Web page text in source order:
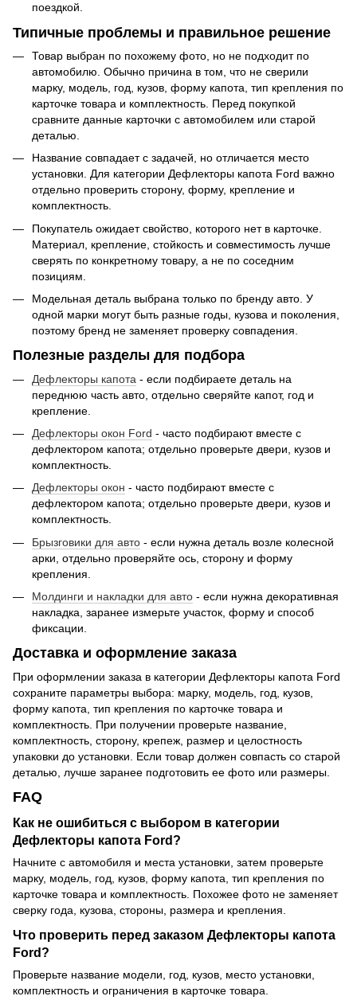
поездкой.
Типичные проблемы и правильное решение
Товар выбран по похожему фото, но не подходит по
автомобилю. Обычно причина в том, что не сверили
марку, модель, год, кузов, форму капота, тип крепления по
карточке товара и комплектность. Перед покупкой
сравните данные карточки с автомобилем или старой
деталью.
Название совпадает с задачей, но отличается место
установки. Для категории Дефлекторы капота Ford важно
отдельно проверить сторону, форму, крепление и
комплектность.
Покупатель ожидает свойство, которого нет в карточке.
Материал, крепление, стойкость и совместимость лучше
сверять по конкретному товару, а не по соседним
позициям.
Модельная деталь выбрана только по бренду авто. У
одной марки могут быть разные годы, кузова и поколения,
поэтому бренд не заменяет проверку совпадения.
Полезные разделы для подбора
Дефлекторы капота - если подбираете деталь на
переднюю часть авто, отдельно сверяйте капот, год и
крепление.
Дефлекторы окон Ford - часто подбирают вместе с
дефлектором капота; отдельно проверьте двери, кузов и
комплектность.
Дефлекторы окон - часто подбирают вместе с
дефлектором капота; отдельно проверьте двери, кузов и
комплектность.
Брызговики для авто - если нужна деталь возле колесной
арки, отдельно проверяйте ось, сторону и форму
крепления.
Молдинги и накладки для авто - если нужна декоративная
накладка, заранее измерьте участок, форму и способ
фиксации.
Доставка и оформление заказа
При оформлении заказа в категории Дефлекторы капота Ford
сохраните параметры выбора: марку, модель, год, кузов,
форму капота, тип крепления по карточке товара и
комплектность. При получении проверьте название,
комплектность, сторону, крепеж, размер и целостность
упаковки до установки. Если товар должен совпасть со старой
деталью, лучше заранее подготовить ее фото или размеры.
FAQ
Как не ошибиться с выбором в категории
Дефлекторы капота Ford?
Начните с автомобиля и места установки, затем проверьте
марку, модель, год, кузов, форму капота, тип крепления по
карточке товара и комплектность. Похожее фото не заменяет
сверку года, кузова, стороны, размера и крепления.
Что проверить перед заказом Дефлекторы капота
Ford?
Проверьте название модели, год, кузов, место установки,
комплектность и ограничения в карточке товара.